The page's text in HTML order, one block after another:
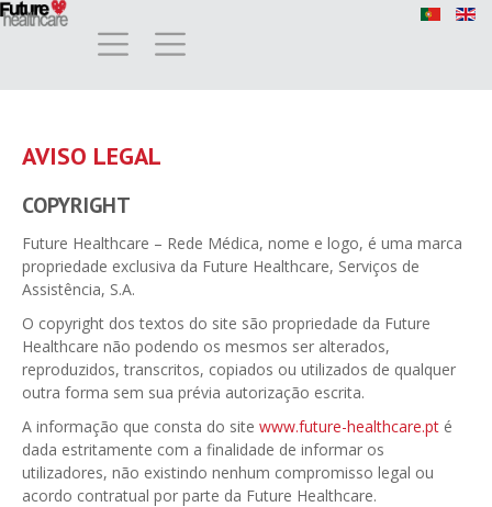
AVISO LEGAL
COPYRIGHT
Future Healthcare – Rede Médica, nome e logo, é uma marca
propriedade exclusiva da Future Healthcare, Serviços de
Assistência, S.A.
O copyright dos textos do site são propriedade da Future
Healthcare não podendo os mesmos ser alterados,
reproduzidos, transcritos, copiados ou utilizados de qualquer
outra forma sem sua prévia autorização escrita.
A informação que consta do site www.future-healthcare.pt é
dada estritamente com a finalidade de informar os
utilizadores, não existindo nenhum compromisso legal ou
acordo contratual por parte da Future Healthcare.